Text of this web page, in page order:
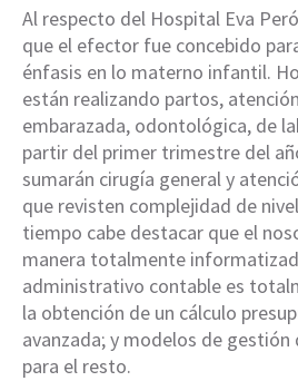
Al respecto del Hospital Eva
que el efector fue concebido
énfasis en lo materno infantil.
están realizando partos,
embarazada, odontológica, de
partir del primer trimestre del
sumarán cirugía general y
que revisten complejidad de
tiempo cabe destacar que el
manera totalmente
administrativo contable es
la obtención de un cálculo
avanzada; y modelos de
para el resto.